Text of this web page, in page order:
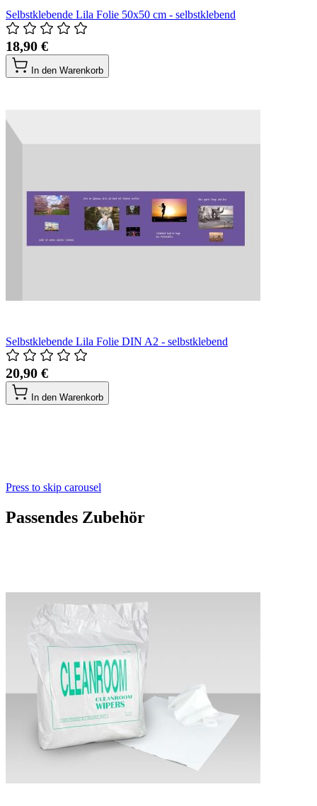
Selbstklebende Lila Folie 50x50 cm - selbstklebend
18,90 €
In den Warenkorb
Selbstklebende Lila Folie DIN A2 - selbstklebend
20,90 €
In den Warenkorb
Press to skip carousel
Passendes Zubehör